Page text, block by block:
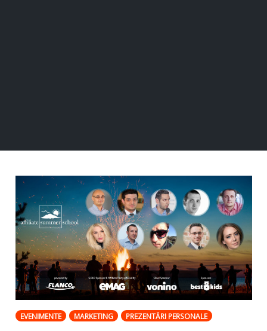
EVENIMENTE MARKETING PREZENTĂRI PERSONALE